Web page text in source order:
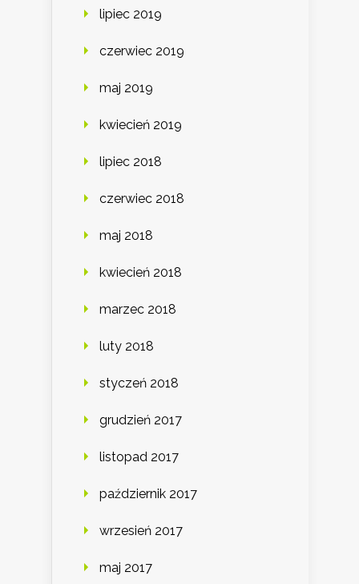
lipiec 2019
czerwiec 2019
maj 2019
kwiecień 2019
lipiec 2018
czerwiec 2018
maj 2018
kwiecień 2018
marzec 2018
luty 2018
styczeń 2018
grudzień 2017
listopad 2017
październik 2017
wrzesień 2017
maj 2017